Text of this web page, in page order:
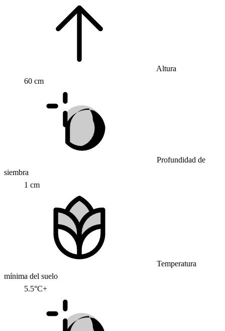
Altura
60 cm
Profundidad de
siembra
1 cm
Temperatura
mínima del suelo
5.5°C+